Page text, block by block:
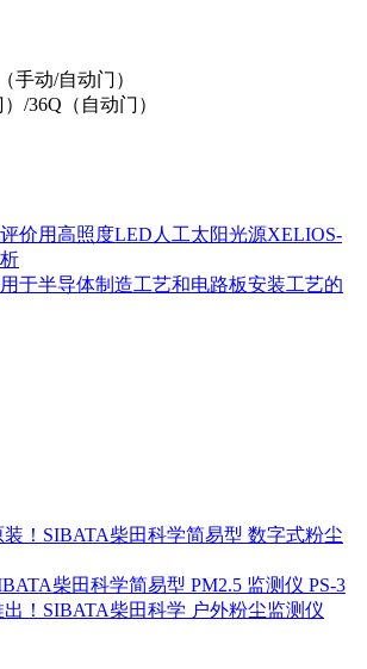
手动/自动门）
/36Q（自动门）
价用高照度LED人工太阳光源XELIOS-
于半导体制造工艺和电路板安装工艺的
！SIBATA柴田科学简易型 数字式粉尘
柴田科学简易型 PM2.5 监测仪 PS-3
！SIBATA柴田科学 户外粉尘监测仪